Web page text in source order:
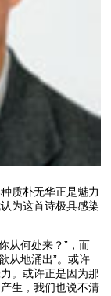
质朴无华正是魅力
为这首诗极具感染
从何处来？”，而
从地涌出”。或许
。或许正是因为那
生，我们也说不清